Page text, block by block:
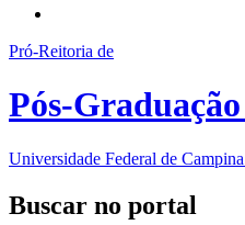
Pró-Reitoria de
Pós-
Universidade Federal de
Buscar no portal